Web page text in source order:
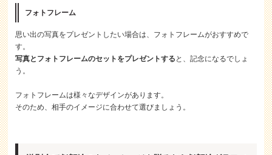
フォトフレーム
思い出の写真をプレゼントしたい場合は、フォトフレームがおすすめで
す。
写真とフォトフレームのセットをプレゼントする と、記念になるでしょ
う。
フォトフレームは様々なデザインがあります。
そのため、相手のイメージに合わせて選びましょう。